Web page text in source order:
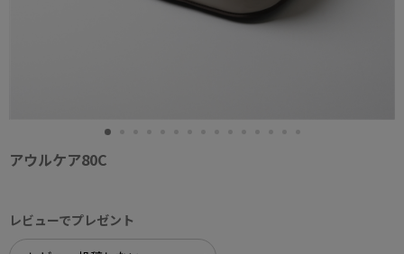
アウルケア80C
レビューでプレゼント